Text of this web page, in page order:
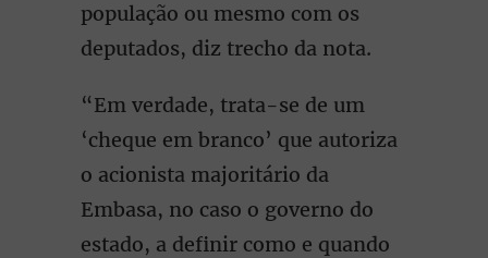
população ou mesmo com os
deputados, diz trecho da nota.
“Em verdade, trata-se de um
‘cheque em branco’ que autoriza
o acionista majoritário da
Embasa, no caso o governo do
estado, a definir como e quando